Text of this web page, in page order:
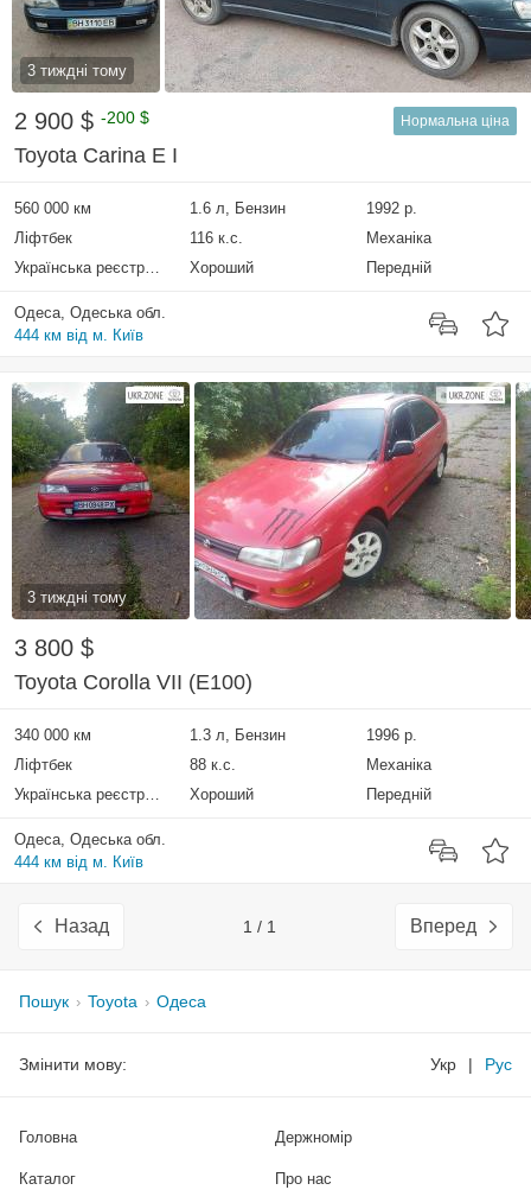
3 тиждні тому
2 900 $ -200 $ Нормальна ціна
Toyota Carina E I
560 000 км 1.6 л, Бензин
1992 р.
Ліфтбек
116 к.с.
Механіка
Українська реєстрація
Хороший Передній
Одеса, Одеська обл.
444 км від м. Київ
3 тиждні тому
3 800 $
Toyota Corolla VII (E100)
340 000 км 1.3 л, Бензин
1996 р.
Ліфтбек
88 к.с.
Механіка
Українська реєстрація
Хороший Передній
Одеса, Одеська обл.
444 км від м. Київ
Назад 1 / 1 Вперед
Пошук Toyota Одеса
Змінити мову: Укр | Рус
Головна
Каталог
Держномір
Про нас